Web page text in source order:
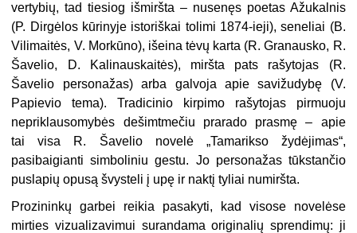
vertybių, tad tiesiog išmiršta – nusenęs poetas Ažukalnis
(P. Dirgėlos kūrinyje istoriškai tolimi 1874-ieji), seneliai (B.
Vilimaitės, V. Morkūno), išeina tėvų karta (R. Granausko, R.
Šavelio, D. Kalinauskaitės), miršta pats rašytojas (R.
Šavelio personažas) arba galvoja apie savižudybę (V.
Papievio tema). Tradicinio kirpimo rašytojas pirmuoju
nepriklausomybės dešimtmečiu prarado prasmę – apie
tai visa R. Šavelio novelė „Tamarikso žydėjimas“,
pasibaigianti simboliniu gestu. Jo personažas tūkstančio
puslapių opusą švysteli į upę ir naktį tyliai numiršta.
Prozininkų garbei reikia pasakyti, kad visose novelėse
mirties vizualizavimui surandama originalių sprendimų: ji